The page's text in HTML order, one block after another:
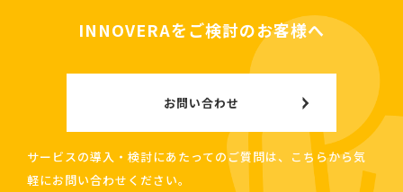
INNOVERAをご検討のお客様へ
お問い合わせ
サービスの導入・検討にあたってのご質問は、こちらから気
軽にお問い合わせください。